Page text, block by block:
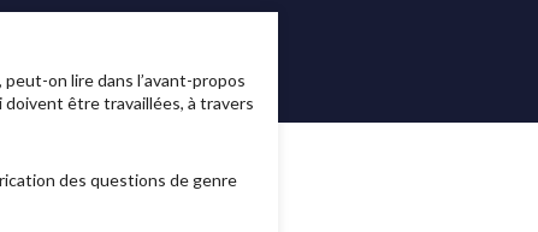
peut-on lire dans l’avant-propos
doivent être travaillées, à travers
des questions de genre